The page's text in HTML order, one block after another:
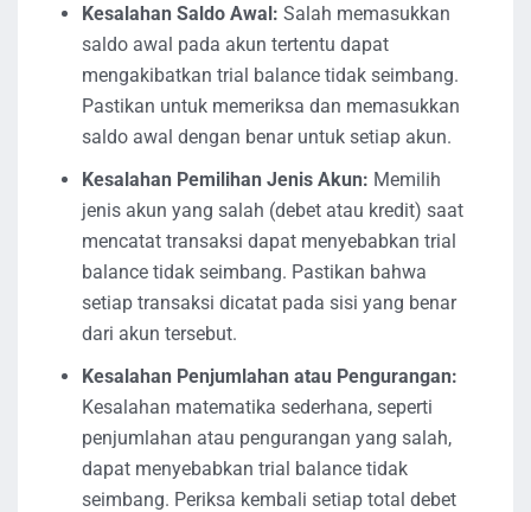
Kesalahan Saldo Awal: Salah memasukkan
saldo awal pada akun tertentu dapat
mengakibatkan trial balance tidak seimbang.
Pastikan untuk memeriksa dan memasukkan
saldo awal dengan benar untuk setiap akun.
Kesalahan Pemilihan Jenis Akun: Memilih
jenis akun yang salah (debet atau kredit) saat
mencatat transaksi dapat menyebabkan trial
balance tidak seimbang. Pastikan bahwa
setiap transaksi dicatat pada sisi yang benar
dari akun tersebut.
Kesalahan Penjumlahan atau Pengurangan:
Kesalahan matematika sederhana, seperti
penjumlahan atau pengurangan yang salah,
dapat menyebabkan trial balance tidak
seimbang. Periksa kembali setiap total debet